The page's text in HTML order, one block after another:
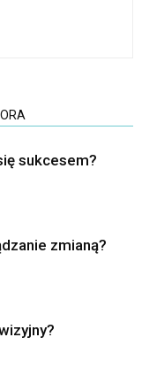
sukcesem?
zmianą?